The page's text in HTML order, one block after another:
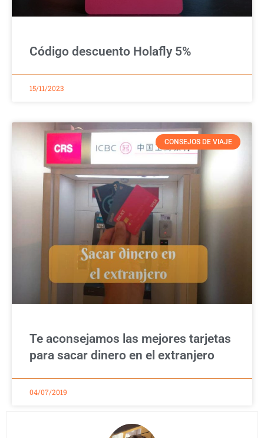
Código descuento Holafly 5%
15/11/2023
CONSEJOS DE VIAJE
Te aconsejamos las mejores tarjetas
para sacar dinero en el extranjero
04/07/2019